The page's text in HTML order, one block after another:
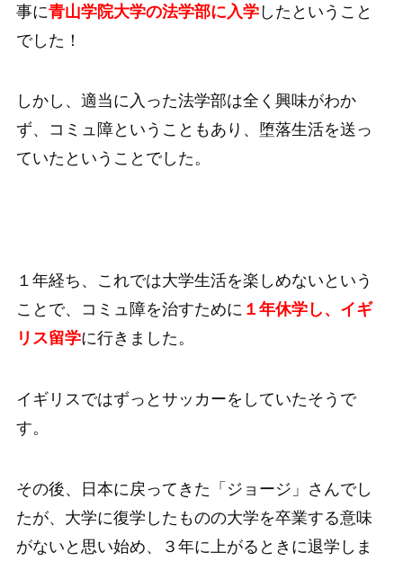
事に青山学院大学の法学部に入学したということ
でした！
しかし、適当に入った法学部は全く興味がわか
ず、コミュ障ということもあり、堕落生活を送っ
ていたということでした。
１年経ち、これでは大学生活を楽しめないという
ことで、コミュ障を治すために １年休学し、イギ
リス留学に行きました。
イギリスではずっとサッカーをしていたそうで
す。
その後、日本に戻ってきた「ジョージ」さんでし
たが、大学に復学したものの大学を卒業する意味
がないと思い始め、３年に上がるときに退学しま